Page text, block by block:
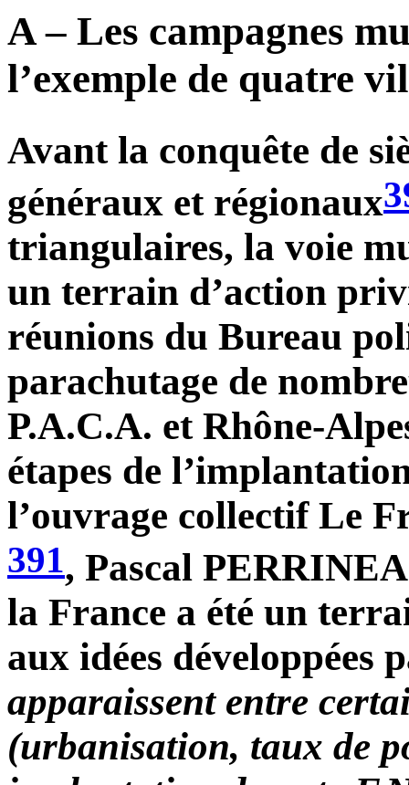
A – Les campagnes
l’exemple de quatre
Avant la conquête de
généraux et régionaux
triangulaires, la voie
un terrain d’action
réunions du Bureau
parachutage de
P.A.C.A. et Rhône-
étapes de
l’ouvrage collectif Le
391, Pascal
la France a été un
aux idées développées
apparaissent entre
(urbanisation, taux de